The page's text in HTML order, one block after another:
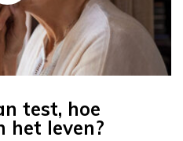
test, hoe
het leven?